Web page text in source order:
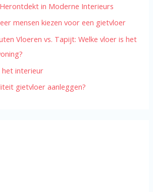
in Moderne Interieurs
mensen kiezen voor een gietvloer
Vloeren vs. Tapijt: Welke vloer is het
het interieur
gietvloer aanleggen?